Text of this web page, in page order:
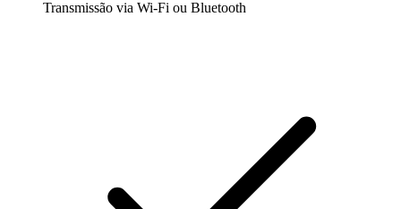
Transmissão via Wi-Fi ou Bluetooth